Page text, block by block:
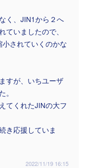
く、JIN1から２へ
ていましたので、
されていくのかな
すが、いちユーザ
。
てくれたJINの大フ
き応援していま
2022/11/19 16:15